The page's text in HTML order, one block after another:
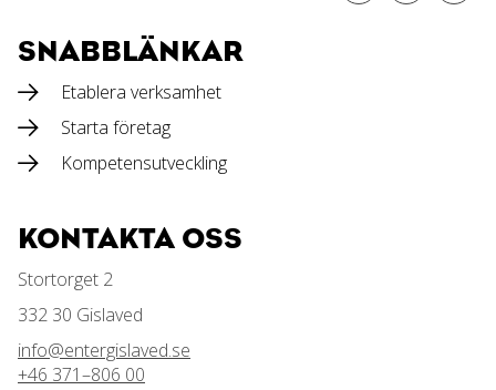
SNABBLÄNKAR
Etablera verksamhet
Starta företag
Kompetensutveckling
KONTAKTA OSS
Stortorget 2
332 30 Gislaved
info@entergislaved.se
+46 371–806 00